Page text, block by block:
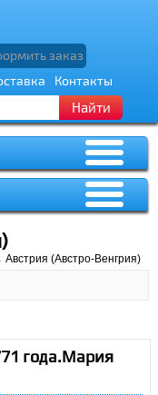
Контакты
Найти
заказ
Австрия (Австро-Венгрия)
года.Мария